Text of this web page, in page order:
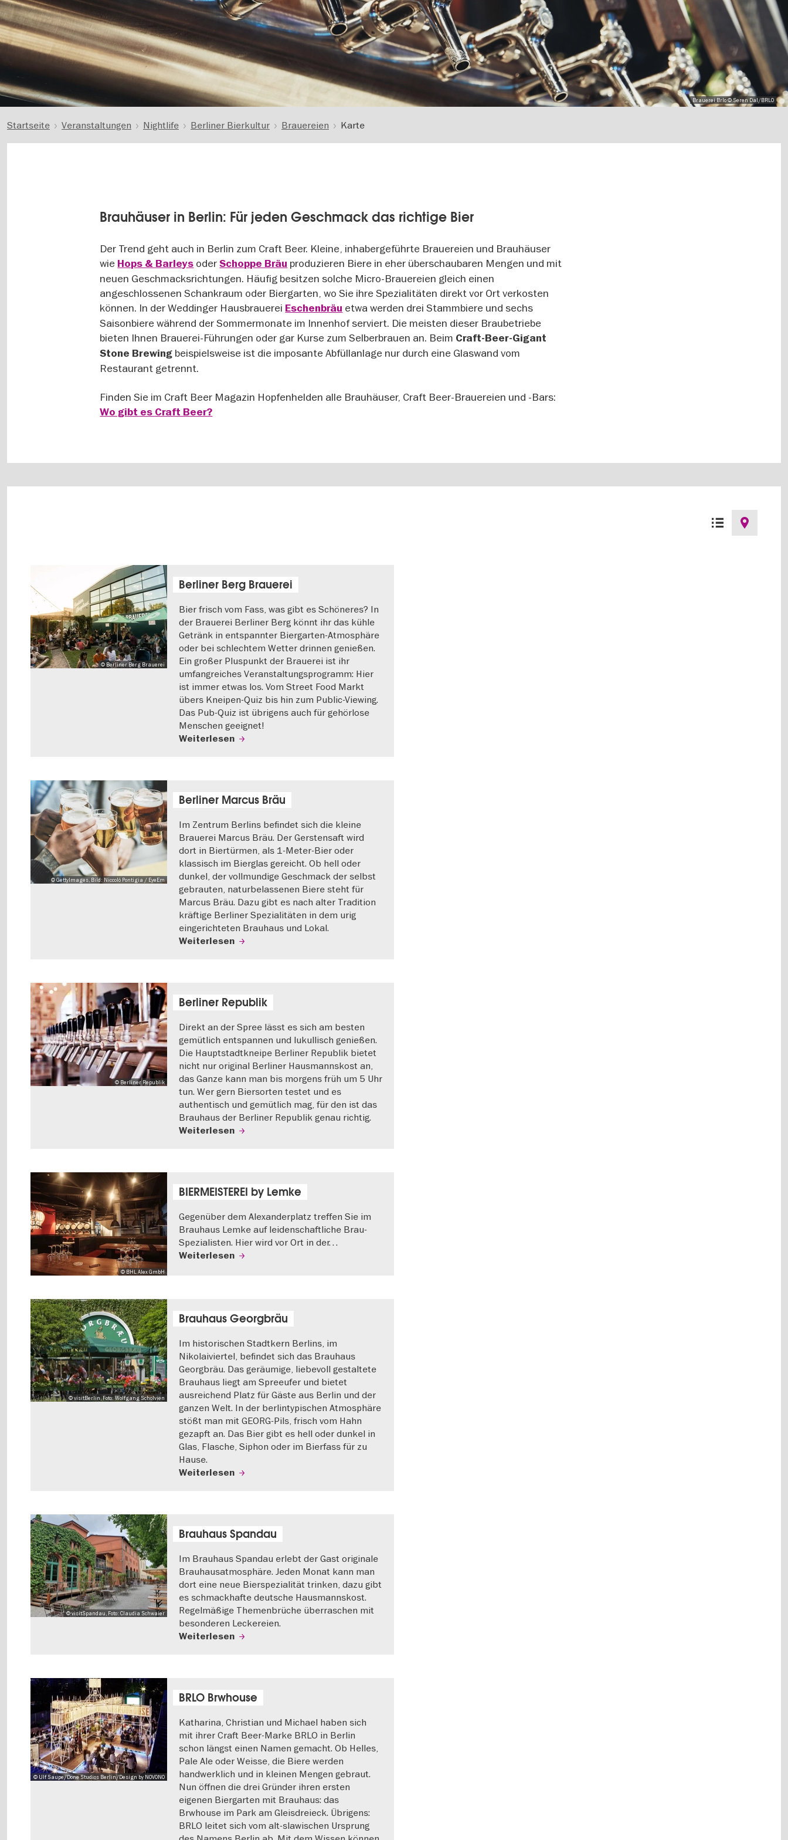
Brauerei Brlo © Seren Dal/BRLO
Startseite Veranstaltungen Nightlife Berliner Bierkultur Brauereien Karte
Brauhäuser in Berlin: Für jeden Geschmack das richtige Bier
Der Trend geht auch in Berlin zum Craft Beer. Kleine, inhabergeführte Brauereien und Brauhäuser
wie Hops & Barleys oderSchoppe Bräu produzieren Biere in eher überschaubaren Mengen und mit
neuen Geschmacksrichtungen. Häufig besitzen solche Micro-Brauereien gleich einen
angeschlossenen Schankraum oder Biergarten, wo Sie ihre Spezialitäten direkt vor Ort verkosten
können. In der Weddinger Hausbrauerei Eschenbräu etwa werden drei Stammbiere und sechs
Saisonbiere während der Sommermonate im Innenhof serviert. Die meisten dieser Braubetriebe
bieten Ihnen Brauerei-Führungen oder gar Kurse zum Selberbrauen an. Beim Craft-Beer-Gigant
Stone Brewing beispielsweise ist die imposante Abfüllanlage nur durch eine Glaswand vom
Restaurant getrennt.
Finden Sie im Craft Beer Magazin Hopfenhelden alle Brauhäuser, Craft Beer-Brauereien und -Bars:
Wo gibt es Craft Beer?
Listenansicht
© Berliner Berg Brauerei
Berliner Berg Brauerei
Bier frisch vom Fass, was gibt es Schöneres? In
der Brauerei Berliner Berg könnt ihr das kühle
Getränk in entspannter Biergarten-Atmosphäre
oder bei schlechtem Wetter drinnen genießen.
Ein großer Pluspunkt der Brauerei ist ihr
umfangreiches Veranstaltungsprogramm: Hier
ist immer etwas los. Vom Street Food Markt
übers Kneipen-Quiz bis hin zum Public-Viewing.
Das Pub-Quiz ist übrigens auch für gehörlose
Menschen geeignet!
Weiterlesen
© GettyImages, Bild: Niccoló Pontigia / EyeEm
Berliner Marcus Bräu
Im Zentrum Berlins befindet sich die kleine
Brauerei Marcus Bräu. Der Gerstensaft wird
dort in Biertürmen, als 1-Meter-Bier oder
klassisch im Bierglas gereicht. Ob hell oder
dunkel, der vollmundige Geschmack der selbst
gebrauten, naturbelassenen Biere steht für
Marcus Bräu. Dazu gibt es nach alter Tradition
kräftige Berliner Spezialitäten in dem urig
eingerichteten Brauhaus und Lokal.
Weiterlesen
© Berliner Republik
Berliner Republik
Direkt an der Spree lässt es sich am besten
gemütlich entspannen und lukullisch genießen.
Die Hauptstadtkneipe Berliner Republik bietet
nicht nur original Berliner Hausmannskost an,
das Ganze kann man bis morgens früh um 5 Uhr
tun. Wer gern Biersorten testet und es
authentisch und gemütlich mag, für den ist das
Brauhaus der Berliner Republik genau richtig.
Weiterlesen
© BHL Alex GmbH
BIERMEISTEREI by Lemke
Gegenüber dem Alexanderplatz treffen Sie im
Brauhaus Lemke auf leidenschaftliche Brau-
Spezialisten. Hier wird vor Ort in der…
Weiterlesen
© visitBerlin, Foto: Wolfgang Scholvien
Brauhaus Georgbräu
Im historischen Stadtkern Berlins, im
Nikolaiviertel, befindet sich das Brauhaus
Georgbräu. Das geräumige, liebevoll gestaltete
Brauhaus liegt am Spreeufer und bietet
ausreichend Platz für Gäste aus Berlin und der
ganzen Welt. In der berlintypischen Atmosphäre
stößt man mit GEORG-Pils, frisch vom Hahn
gezapft an. Das Bier gibt es hell oder dunkel in
Glas, Flasche, Siphon oder im Bierfass für zu
Hause.
Weiterlesen
© visitSpandau, Foto: Claudia Schwaier
Brauhaus Spandau
Im Brauhaus Spandau erlebt der Gast originale
Brauhausatmosphäre. Jeden Monat kann man
dort eine neue Bierspezialität trinken, dazu gibt
es schmackhafte deutsche Hausmannskost.
Regelmäßige Themenbrüche überraschen mit
besonderen Leckereien.
Weiterlesen
© Ulf Saupe/Done Studios Berlin/Design by NOVONO
BRLO Brwhouse
Katharina, Christian und Michael haben sich
mit ihrer Craft Beer-Marke BRLO in Berlin
schon längst einen Namen gemacht. Ob Helles,
Pale Ale oder Weisse, die Biere werden
handwerklich und in kleinen Mengen gebraut.
Nun öffnen die drei Gründer ihren ersten
eigenen Biergarten mit Brauhaus: das
Brwhouse im Park am Gleisdreieck. Übrigens:
BRLO leitet sich vom alt-slawischen Ursprung